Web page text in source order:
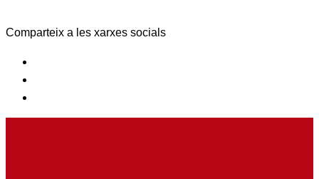
Comparteix a les xarxes socials